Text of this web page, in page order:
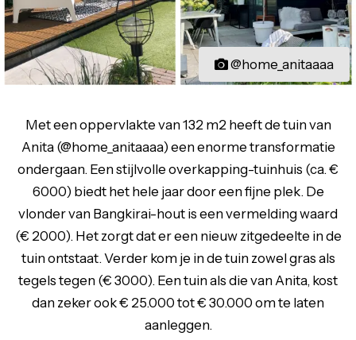
@home_anitaaaa
Met een oppervlakte van 132 m2 heeft de tuin van
Anita (@home_anitaaaa) een enorme transformatie
ondergaan. Een stijlvolle overkapping-tuinhuis (ca. €
6000) biedt het hele jaar door een fijne plek. De
vlonder van Bangkirai-hout is een vermelding waard
(€ 2000). Het zorgt dat er een nieuw zitgedeelte in de
tuin ontstaat. Verder kom je in de tuin zowel gras als
tegels tegen (€ 3000). Een tuin als die van Anita, kost
dan zeker ook € 25.000 tot € 30.000 om te laten
aanleggen.